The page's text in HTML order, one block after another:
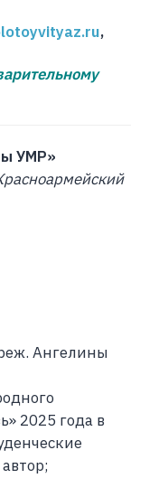
,
УМР»
Ангелины
2025 года в